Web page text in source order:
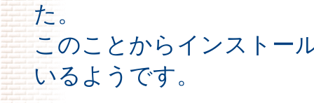
た。
このことからインストー
いるようです。